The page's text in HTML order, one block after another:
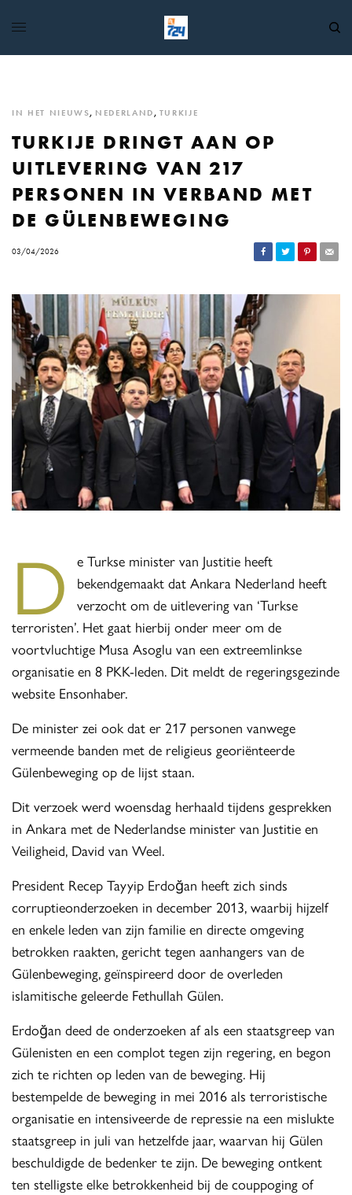
IN HET NIEUWS, NEDERLAND , TURKIJE
TURKIJE DRINGT AAN OP
UITLEVERING VAN 217
PERSONEN IN VERBAND MET
DE GÜLENBEWEGING
03/04/2026
D
e Turkse minister van Justitie heeft
bekendgemaakt dat Ankara Nederland heeft
verzocht om de uitlevering van ‘Turkse
terroristen’. Het gaat hierbij onder meer om de
voortvluchtige Musa Asoglu van een extreemlinkse
organisatie en 8 PKK-leden. Dit meldt de regeringsgezinde
website Ensonhaber.
De minister zei ook dat er 217 personen vanwege
vermeende banden met de religieus georiënteerde
Gülenbeweging op de lijst staan.
Dit verzoek werd woensdag herhaald tijdens gesprekken
in Ankara met de Nederlandse minister van Justitie en
Veiligheid, David van Weel.
President Recep Tayyip Erdoğan heeft zich sinds
corruptieonderzoeken in december 2013, waarbij hijzelf
en enkele leden van zijn familie en directe omgeving
betrokken raakten, gericht tegen aanhangers van de
Gülenbeweging, geïnspireerd door de overleden
islamitische geleerde Fethullah Gülen.
Erdoğan deed de onderzoeken af als een staatsgreep van
Gülenisten en een complot tegen zijn regering, en begon
zich te richten op leden van de beweging. Hij
bestempelde de beweging in mei 2016 als terroristische
organisatie en intensiveerde de repressie na een mislukte
staatsgreep in juli van hetzelfde jaar, waarvan hij Gülen
beschuldigde de bedenker te zijn. De beweging ontkent
ten stelligste elke betrokkenheid bij de couppoging of